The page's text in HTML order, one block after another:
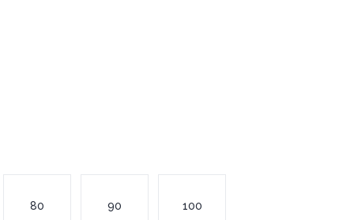
80 90 100